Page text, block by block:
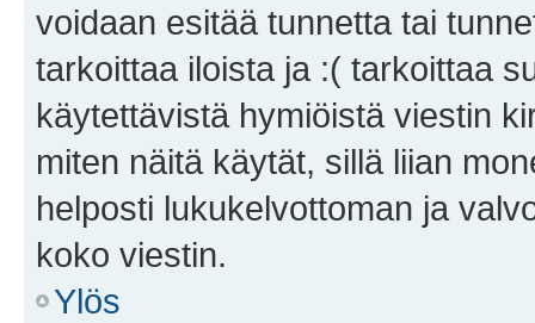
voidaan esitää tunnetta tai
tarkoittaa iloista ja :( tarkoittaa
käytettävistä hymiöistä viestin
miten näitä käytät, sillä liian
helposti lukukelvottoman ja
koko viestin.
Ylös